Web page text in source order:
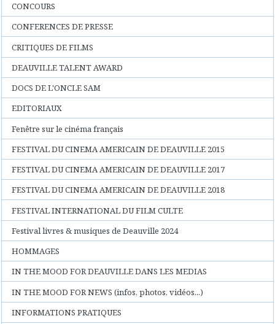
CONCOURS
CONFERENCES DE PRESSE
CRITIQUES DE FILMS
DEAUVILLE TALENT AWARD
DOCS DE L'ONCLE SAM
EDITORIAUX
Fenêtre sur le cinéma français
FESTIVAL DU CINEMA AMERICAIN DE DEAUVILLE 2015
FESTIVAL DU CINEMA AMERICAIN DE DEAUVILLE 2017
FESTIVAL DU CINEMA AMERICAIN DE DEAUVILLE 2018
FESTIVAL INTERNATIONAL DU FILM CULTE
Festival livres & musiques de Deauville 2024
HOMMAGES
IN THE MOOD FOR DEAUVILLE DANS LES MEDIAS
IN THE MOOD FOR NEWS (infos, photos, vidéos...)
INFORMATIONS PRATIQUES